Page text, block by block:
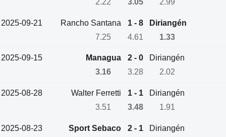
2025-09-21 Rancho Santana 1 - 8
Diriangén
7.25
4.61 1.33
2025-09-15 Managua 2 - 0
Diriangén
3.16
3.28 2.02
2025-08-28 Walter Ferretti 1 - 1
Diriangén
3.51
3.48 1.91
2025-08-23 Sport Sebaco 2 - 1
Diriangén